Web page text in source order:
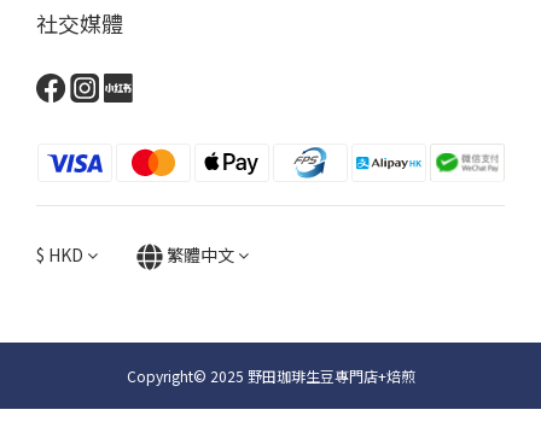
社交媒體
$ HKD 繁體中文
Copyright© 2025 野田珈琲生豆專門店+焙煎